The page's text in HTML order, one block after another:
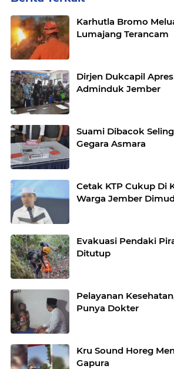
Karhutla Bromo
Lumajang Terancam
Dirjen Dukcapil
Adminduk Jember
Suami Dibacok
Gegara Asmara
Cetak KTP Cukup Di
Warga Jember
Evakuasi Pendaki
Ditutup
Pelayanan
Punya Dokter
Kru Sound Horeg
Gapura